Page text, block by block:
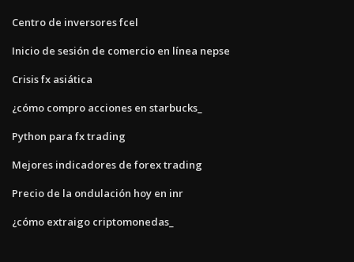
Centro de inversores fcel
Inicio de sesión de comercio en línea nepse
Crisis fx asiática
¿cómo compro acciones en starbucks_
Python para fx trading
Mejores indicadores de forex trading
Precio de la ondulación hoy en inr
¿cómo extraigo criptomonedas_